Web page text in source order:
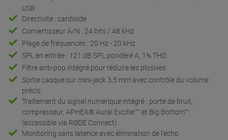
USB
Directivité : cardioïde
Convertisseur A/N : 24 bits / 48 kHz
Plage de fréquences : 20 Hz - 20 kHz
SPL en entrée : 121 dB SPL pondéré A, 1% THD
Filtre anti-pop intégré pour réduire les plosives
Sortie casque sur mini-jack 3,5 mm avec contrôle du volume
précis
Traitement du signal numérique intégré : porte de bruit,
compresseur, APHEX® Aural Exciter™ et Big Bottom™
(accessible via RØDE Connect)
Monitoring sans latence avec élimination de l'echo